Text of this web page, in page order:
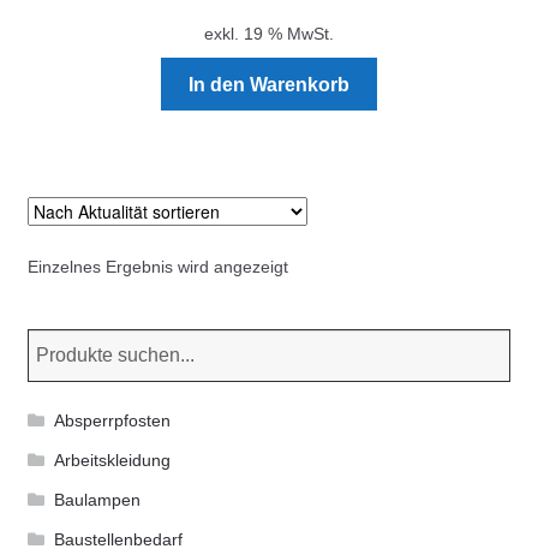
Neuheiten
Rohrauslassgitter
Schachtzubehör
Stadtmöblierung
exkl. 19 % MwSt.
In den Warenkorb
Einzelnes Ergebnis wird angezeigt
Absperrpfosten
Arbeitskleidung
Baulampen
Baustellenbedarf